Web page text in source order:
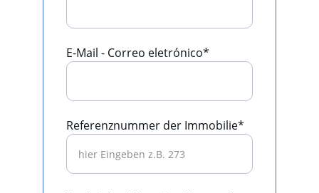
E-Mail - Correo eletrónico*
Referenznummer der Immobilie*